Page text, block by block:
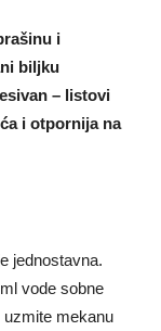
i
biljku
– listovi
i otpornija na
jednostavna.
vode sobne
mekanu